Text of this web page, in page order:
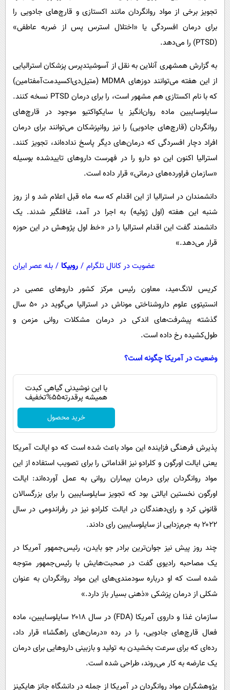
فناوری
حوادث
محیط زیست
سلامت
بین الملل
اجتماعی
حیات وحش
سیاست خارجی
پیامک
روانشناسی
تجویز برخی از مواد روانگردان مانند اکستازی و قارچ‌های جادویی را
برای درمان افسردگی یا «اختلال استرس پس از ضربه عاطفی»
(PTSD) را می‌دهد.
به گزارش همشهری آنلاین به نقل از آسوشیتدپرس پزشکان استرالیایی
از این هفته می‌توانند دوزهای MDMA (متیل‌دی‌اکسیدمت‌آمفتامین)
که با نام اکستازی هم مشهور است، را برای درمان PTSD نسخه کنند.
سایلوسایبین ماده روان‌انگیز یا سایکواکتیو موجود در قارچ‌های
روانگردان (قارچ‌های جادویی) را نیز روانپزشکان می‌توانند برای درمان
افراد دچار افسردگی که درمان‌های دیگر پاسخ نداده‌اند، تجویز کنند.
استرالیا اکنون این دو دارو را در فهرست داروهای تاییدشده بوسیله
«سازمان فراورده‌های درمانی» قرار داده است.
دانشمندان در استرالیا از این اقدام که سه ماه قبل اعلام شد و از روز
شنبه این هفته (اول ژوئیه) به اجرا در آمد، غافلگیر شدند. یک
دانشمند گفت این اقدام استرالیا را در «خط اول پژوهش در این حوزه
قرار می‌دهد.»
عضویت در کانال تلگرام / روبیکا / بله عصر ایران
کریس لانگ‌مید، معاون رئیس مرکز کشور داروهای عصبی در
انستیتوی علوم داروشناختی موناش در استرالیا می‌گوید در ۵۰ سال
گذشته پیشرفت‌های اندکی در درمان مشکلات روانی مزمن و
طول‌کشیده رخ داده است.
وضعیت در آمریکا چگونه است؟
با این نوشیدنی گیاهی کبدت
همیشه پرقدرته55%تخفیف
خرید محصول
پذیرش فرهنگی فزاینده این مواد باعث شده است که دو ایالت آمریکا
یعنی ایالت اورگون و کلرادو نیز اقداماتی را برای تصویب استفاده از این
مواد روانگردان برای درمان بیماران روانی به عمل آورده‌اند: ایالت
اورگون نخستین ایالتی بود که تجویز سایلوسایبین را برای بزرگسالان
قانونی کرد و رای‌دهندگان در ایالت کلرادو نیز در رفراندومی در سال
۲۰۲۲ به جرم‌زدایی از سایلوسایبین رای دادند.
چند روز پیش نیز جوان‌ترین برادر جو بایدن، رئیس‌جمهور آمریکا در
یک مصاحبه رادیوی گفت در صحبت‌هایش با رئیس‌جمهور متوجه
شده است که او درباره سودمندی‌های این مواد روانگردان به عنوان
شکلی از درمان پزشکی «ذهنی بسیار باز دارد.»
سازمان غذا و داروی آمریکا (FDA) در سال ۲۰۱۸ سایلوسایبین، ماده
فعال قارچ‌های جادویی، را در رده «درمان‌های راهگشا» قرار داد،
رده‌ای که برای سرعت بخشیدن به تولید و بازبینی داروهایی برای درمان
یک عارضه به کار می‌روند، طراحی شده است.
پژوهشگران مواد روانگردان در آمریکا از جمله در دانشگاه جانز هاپکینز